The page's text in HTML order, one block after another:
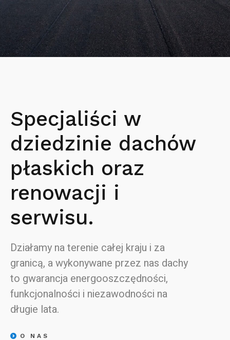
Specjaliści w
dziedzinie dachów
płaskich oraz
renowacji i
serwisu.
Działamy na terenie całej kraju i za
granicą, a wykonywane przez nas dachy
to gwarancja energooszczędności,
funkcjonalności i niezawodności na
długie lata.
O NAS